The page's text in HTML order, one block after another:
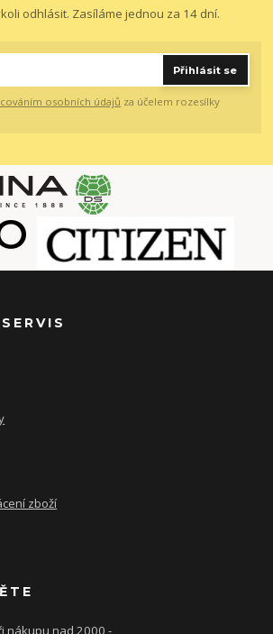
odhlásit. Zasíláme jednou za 14 dní.
Přihlásit se
osobních údajů za účelem rozesílky
zboží
nákupu nad 2000,-